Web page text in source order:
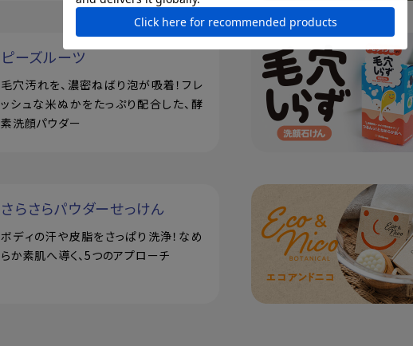
ピーズルーツ
毛穴汚れを、濃密ねばり泡が吸着！フレ
ッシュな米ぬかをたっぷり配合した、酵
素洗顔パウダー
さらさらパウダーせっけん
ボディの汗や皮脂をさっぱり洗浄！なめ
らか素肌へ導く、5つのアプローチ